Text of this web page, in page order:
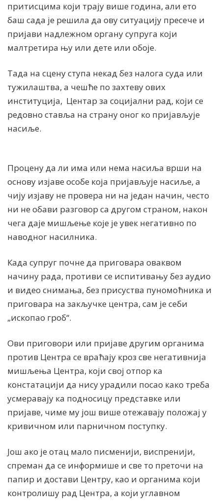
притисцима који трају више година, али ето
баш сада је решила да ову ситуацију пресече и
пријави надлежном органу супруга који
малтретира њу или дете или обоје.
Тада на сцену ступа некад без налога суда или
тужилаштва, а чешће по захтеву ових
институција, Центар за социјални рад, који се
редовно ставља на страну оног ко пријављује
насиље.
Процену да ли има или нема насиља врши на
основу изјаве особе која пријављује насиље, а
чију изјаву не провера ни на један начин, често
ни не обави разговор са другом страном, након
чега даје мишљење које је увек негативно по
наводног насилника.
Када супруг почне да приговара оваквом
начину рада, противи се испитивању без аудио
и видео снимања, без присуства пуномоћника и
приговара на закључке центра, сам је себи
„ископао гроб“.
Ови приговори или пријаве другим органима
против Центра се враћају кроз све негативнија
мишљења Центра, који свој отпор ка
констатацији да нису урадили посао како треба
усмеравају ка подносицу представке или
пријаве, чиме му још више отежавају положај у
кривичном или парничном поступку.
Још ако је отац мало писменији, виспренији,
спреман да се информише и све то преточи на
папир и достави Центру, као и органима који
контролишу рад Центра, а који углавном